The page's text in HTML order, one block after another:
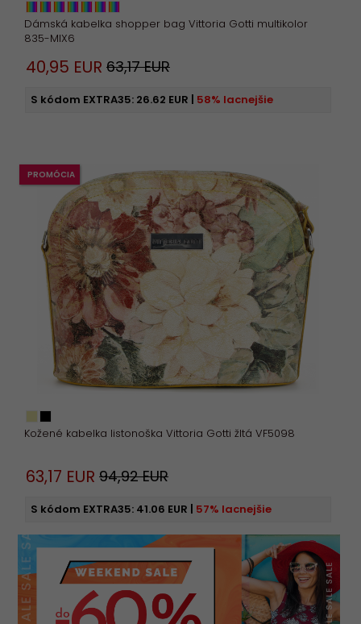
Dámská kabelka shopper bag Vittoria Gotti multikolor
835-MIX6
40,95 EUR 63,17 EUR
S kódom EXTRA35: 26.62 EUR | 58% lacnejšie
Kožené kabelka listonoška Vittoria Gotti žltá VF5098
PROMÓCIA
63,17 EUR 94,92 EUR
S kódom EXTRA35: 41.06 EUR | 57% lacnejšie